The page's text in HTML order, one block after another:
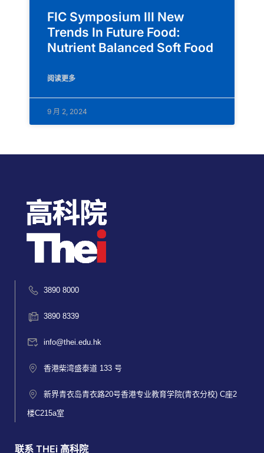
FIC Symposium III New
Trends In Future Food:
Nutrient Balanced Soft Food
阅读更多
9 月 2, 2024
3890 8000
3890 8339
info@thei.edu.hk
香港柴湾盛泰道 133 号
新界青衣岛青衣路20号香港专业教育学院(青衣分校) C座2
楼C215a室
联系 THEi 高科院